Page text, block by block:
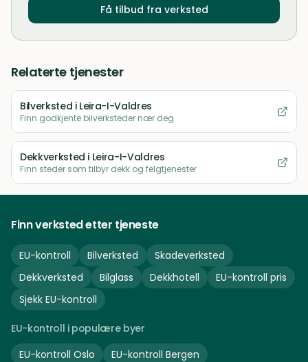
Få tilbud fra verksted
Relaterte tjenester
Bilverksted i Leira-I-Valdres
Finn godkjente bilverksteder nær deg
Dekkverksted i Leira-I-Valdres
Finn steder som tilbyr dekk og felgtjenester
Finn verksted etter tjeneste
EU-kontroll Bilverksted
Skadeverksted
Dekkverksted
Bilglass Dekkhotell
EU-kontroll pris
Sjekk EU-kontroll
EU-kontroll i populære byer
EU-kontroll Oslo EU-kontroll Bergen